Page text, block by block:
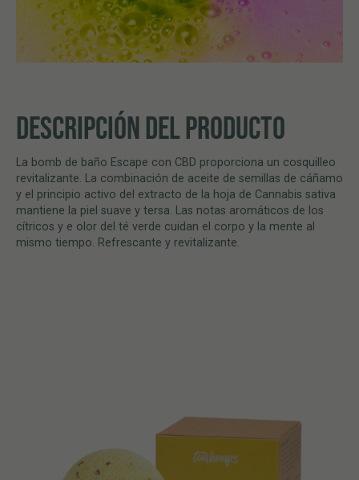
DESCRIPCIÓN DEL PRODUCTO
La bomb de baño Escape con CBD proporciona un cosquilleo
revitalizante. La combinación de aceite de semillas de cáñamo
y el principio activo del extracto de la hoja de Cannabis sativa
mantiene la piel suave y tersa. Las notas aromáticos de los
cítricos y e olor del té verde cuidan el corpo y la mente al
mismo tiempo. Refrescante y revitalizante.